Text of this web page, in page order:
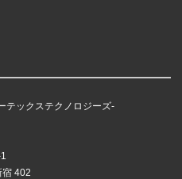
テックステクノロジーズ-
宿 402